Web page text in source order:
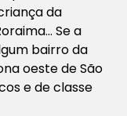
da
Se a
bairro da
oeste de São
e de classe